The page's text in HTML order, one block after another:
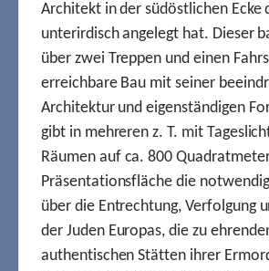
Architekt in der südöstlichen Ecke
unterirdisch angelegt hat. Dieser
über zwei Treppen und einen
erreichbare Bau mit seiner
Architektur und eigenständigen
gibt in mehreren z. T. mit
Räumen auf ca. 800
Präsentationsfläche die
über die Entrechtung, Verfolgung
der Juden Europas, die zu
authentischen Stätten ihrer